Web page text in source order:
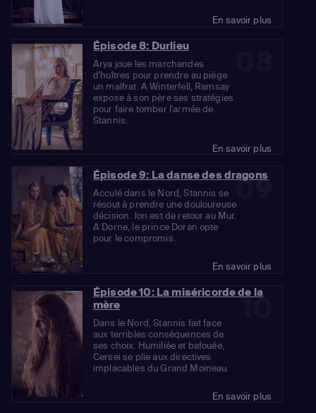
En savoir plus
Épisode 8: Durlieu
Arya joue les marchandes
d'huîtres pour prendre au piège
un malfrat. A Winterfell, Ramsay
expose à son père ses stratégies
pour faire tomber l'armée de
Stannis.
En savoir plus
09
Épisode 9: La danse des dragons
Acculé dans le Nord, Stannis se
résout à prendre une douloureuse
décision. Jon est de retour au Mur.
A Dorne, le prince Doran opte
pour le compromis.
En savoir plus
10
Épisode 10: La miséricorde de la
mère
Dans le Nord, Stannis fait face
aux terribles conséquences de
ses choix. Humiliée et bafouée,
Cersei se plie aux directives
implacables du Grand Moineau.
En savoir plus